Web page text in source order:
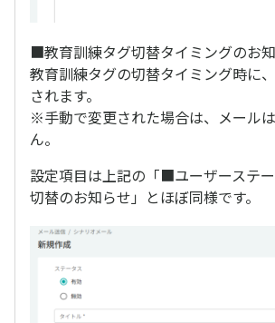
■教育訓練タグ切替タイミングのお
教育訓練タグの切替タイミング時に
されます。
※手動で変更された場合は、メール
ん。
設定項目は上記の「■ユーザーステ
切替のお知らせ」とほぼ同様です。